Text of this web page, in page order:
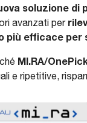
soluzione di
avanzati per
più efficace
MI.RA/
e ripetitive,